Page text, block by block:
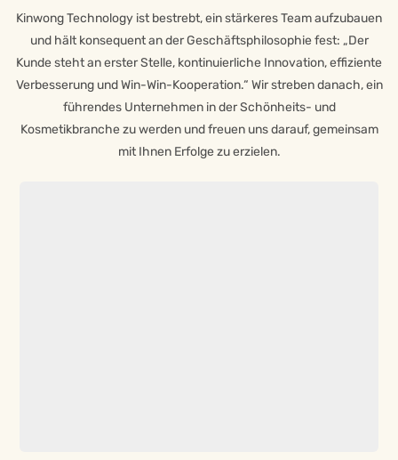
Kinwong Technology ist bestrebt, ein stärkeres Team aufzubauen
und hält konsequent an der Geschäftsphilosophie fest: „Der
Kunde steht an erster Stelle, kontinuierliche Innovation, effiziente
Verbesserung und Win-Win-Kooperation.“ Wir streben danach, ein
führendes Unternehmen in der Schönheits- und
Kosmetikbranche zu werden und freuen uns darauf, gemeinsam
mit Ihnen Erfolge zu erzielen.